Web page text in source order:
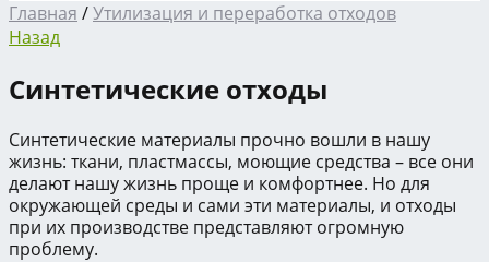
Главная /Утилизация и переработка отходов
Назад
Синтетические отходы
Синтетические материалы прочно вошли в нашу
жизнь: ткани, пластмассы, моющие средства – все они
делают нашу жизнь проще и комфортнее. Но для
окружающей среды и сами эти материалы, и отходы
при их производстве представляют огромную
проблему.